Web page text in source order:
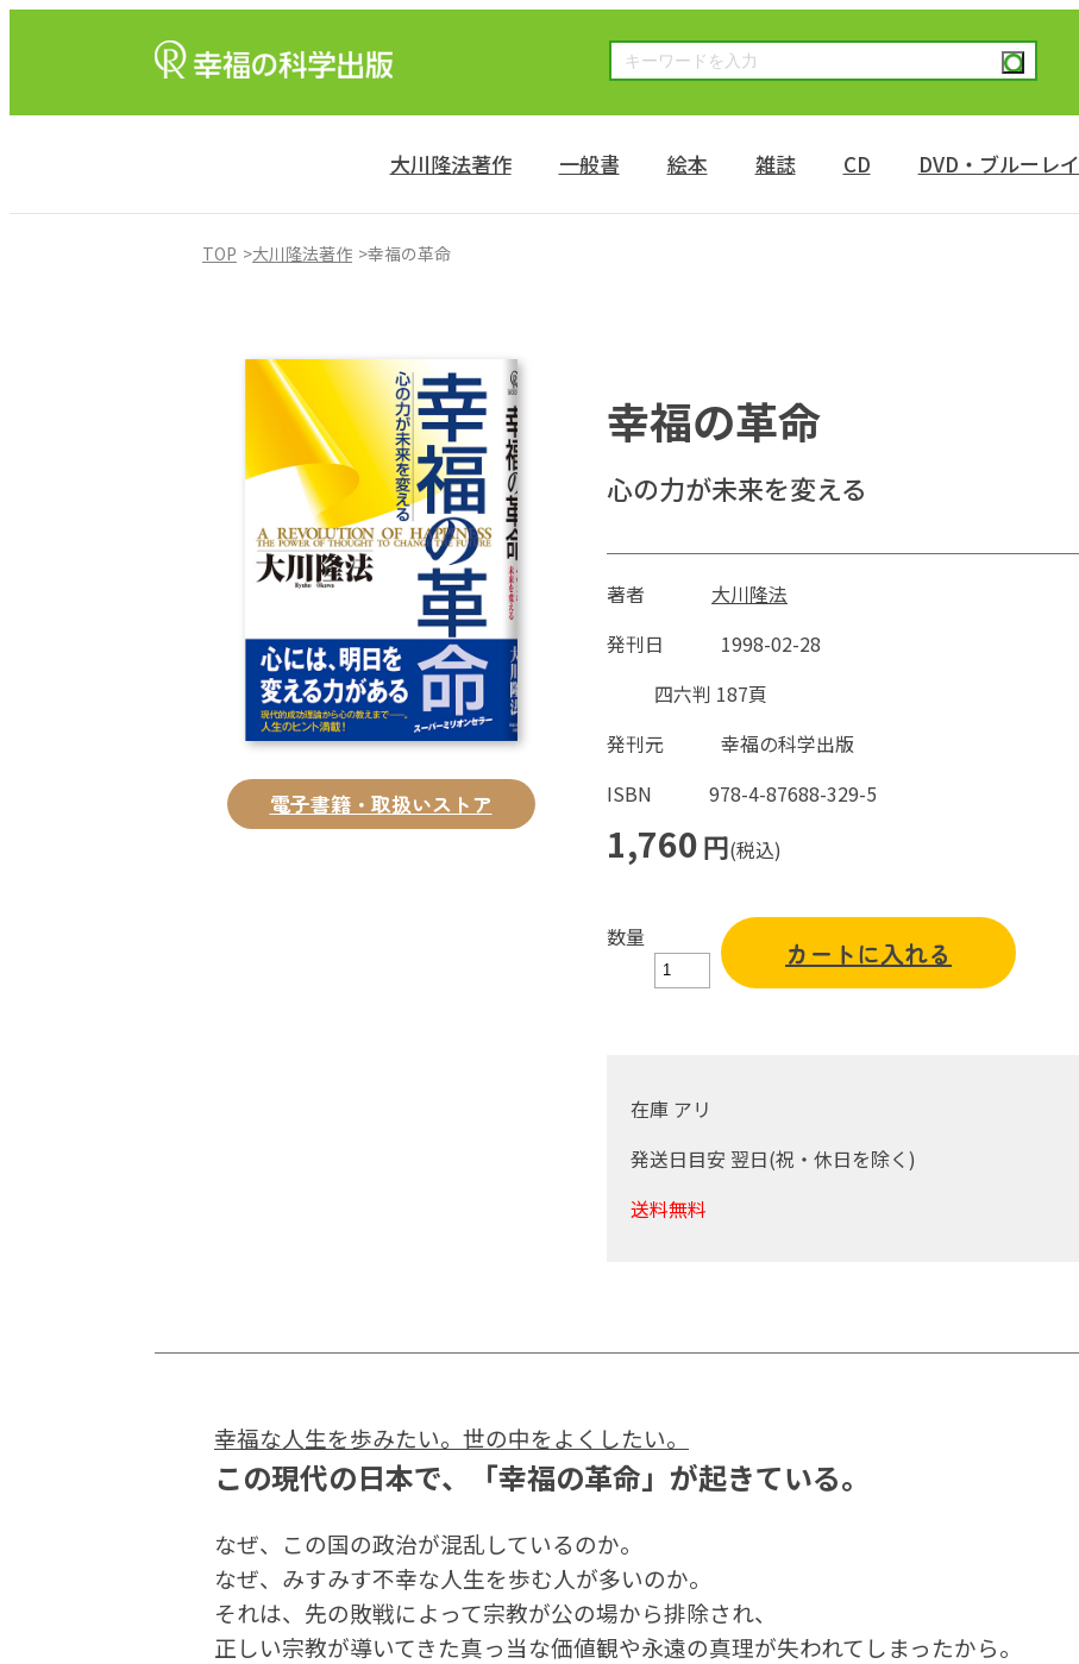
大川隆法著作 一般書 絵本 雑誌 CD DVD・ブルーレイ
TOP 大川隆法著作 幸福の革命
電子書籍・取扱いストア
幸福の革命
心の力が未来を変える
著者
大川隆法
発刊日
1998-02-28
四六判 187頁
発刊元
幸福の科学出版
ISBN
978-4-87688-329-5
1,760円(税込)
数量
カートに入れる
在庫 アリ
発送日目安 翌日(祝・休日を除く)
送料無料
幸福な人生を歩みたい。世の中をよくしたい。
この現代の日本で、「幸福の革命」が起きている。
なぜ、この国の政治が混乱しているのか。
なぜ、みすみす不幸な人生を歩む人が多いのか。
それは、先の敗戦によって宗教が公の場から排除され、
正しい宗教が導いてきた真っ当な価値観や永遠の真理が失われてしまったから。